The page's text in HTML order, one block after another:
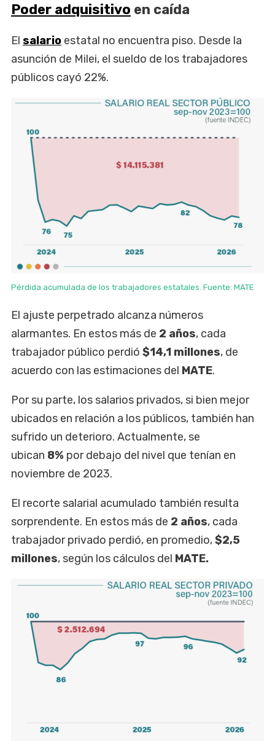
Poder adquisitivo en caída
El salario estatal no encuentra piso. Desde la
asunción de Milei, el sueldo de los trabajadores
públicos cayó 22%.
Pérdida acumulada de los trabajadores estatales. Fuente: MATE
El ajuste perpetrado alcanza números
alarmantes. En estos más de 2 años, cada
trabajador público perdió $14,1 millones, de
acuerdo con las estimaciones del MATE.
Por su parte, los salarios privados, si bien mejor
ubicados en relación a los públicos, también han
sufrido un deterioro. Actualmente, se
ubican 8% por debajo del nivel que tenían en
noviembre de 2023.
El recorte salarial acumulado también resulta
sorprendente. En estos más de 2 años, cada
trabajador privado perdió, en promedio,$2,5
millones, según los cálculos del MATE.